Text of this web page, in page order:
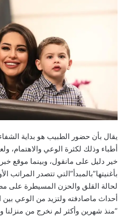
يقال بأن حضور الطبيب هو بداية
أطباء وذلك لكثرة الوعي والاهتمام،
خير دليل على مانقول، وبينما موقع خبر
بأغنيتها”بالمبدأ”التي تتصدر المراتب
لحالة القلق والحزن المسيطرة على
أحداث ماصادفته ولتزيد من الوعي بين
“منذ شهرين وأكثر لم نخرج من